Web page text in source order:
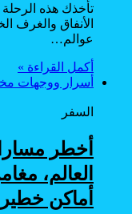
تأخذك هذه
الأنفاق والغرف
عوالم…
أكمل القراءة »
أسرار ووجهات
السفر
أخطر
العالم،
أماكن